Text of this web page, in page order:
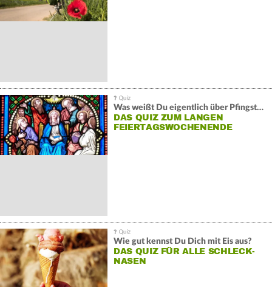
Was weißt Du eigentlich über Pfingsten?
DAS QUIZ ZUM LANGEN
FEIERTAGSWOCHENENDE
Wie gut kennst Du Dich mit Eis aus?
DAS QUIZ FÜR ALLE SCHLECK-
NASEN